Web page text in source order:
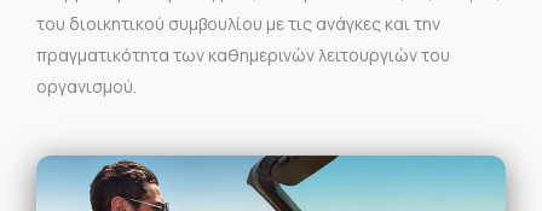
του διοικητικού συμβουλίου με τις ανάγκες και την
πραγματικότητα των καθημερινών λειτουργιών του
οργανισμού.